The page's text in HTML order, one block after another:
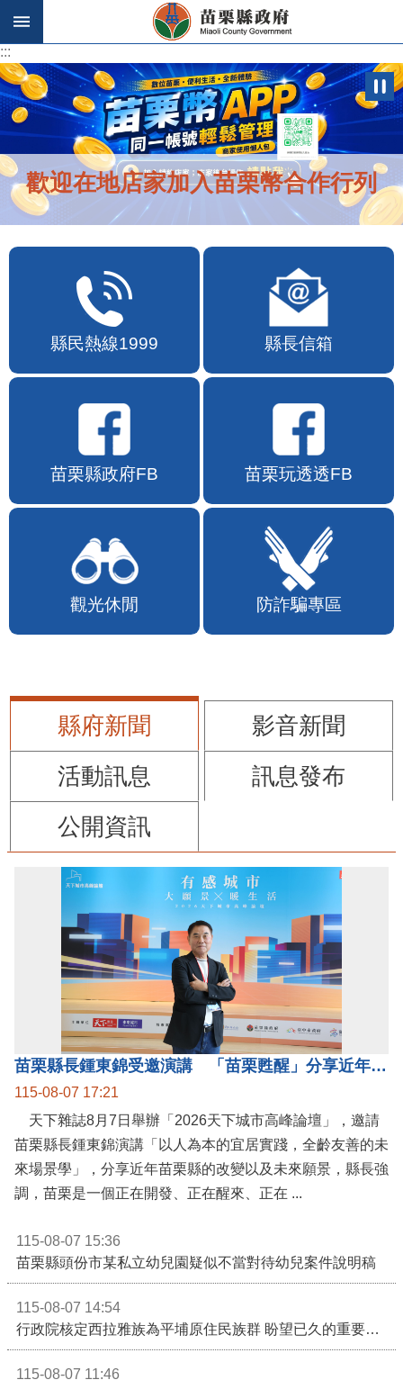
跳到主要內容區塊
:::
:::
歡迎在地店家加入苗栗幣合作行列
縣民熱線1999 縣長信箱
苗栗縣政府FB 苗栗玩透透FB
觀光休閒 防詐騙專區
縣府新聞
影音新聞
活動訊息
訊息發布
公開資訊
苗栗縣長鍾東錦受邀演講 「苗栗甦醒」分享近年轉變
115-08-07 17:21
天下雜誌8月7日舉辦「2026天下城市高峰論壇」，邀請
苗栗縣長鍾東錦演講「以人為本的宜居實踐，全齡友善的未
來場景學」，分享近年苗栗縣的改變以及未來願景，縣長強
調，苗栗是一個正在開發、正在醒來、正在 ...
115-08-07 15:36
苗栗縣頭份市某私立幼兒園疑似不當對待幼兒案件說明稿
115-08-07 14:54
行政院核定西拉雅族為平埔原住民族群 盼望已久的重要時刻到來！8月13日起受理民族成員名冊登記
115-08-07 11:46